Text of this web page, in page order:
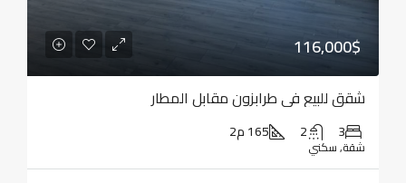
116,000$
شقق للبيع في طرابزون مقابل المطار
3
2 165 م2
شقة, سكني